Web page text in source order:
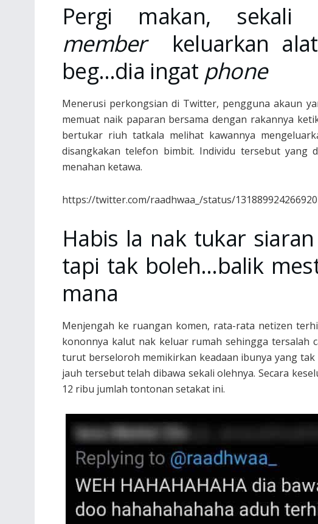
Pergi makan, sekali
memberkeluarkan alat
beg…dia ingat phone
Menerusi perkongsian di Twitter, pengguna akaun
memuat naik paparan bersama dengan rakannya
bertukar riuh tatkala melihat kawannya
disangkakan telefon bimbit. Individu tersebut yang
menahan ketawa.
https://twitter.com/raadhwaa_/status/
Habis la nak tukar
tapi tak boleh…balik
mana
Menjengah ke ruangan komen, rata-rata netizen
kononnya kalut nak keluar rumah sehingga tersalah
turut berseloroh memikirkan keadaan ibunya yang
jauh tersebut telah dibawa sekali olehnya. Secara
12 ribu jumlah tontonan setakat ini.